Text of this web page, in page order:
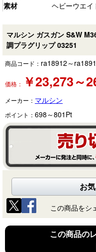
素材
ヘビーウエイ
マルシン ガスガン S&W
調プラグリップ 03251
商品コード： ra18912～
価格： ￥23,273～
メーカー： マルシン
ポイント： 698～801 Pt
お
この商品をシ
この商品の